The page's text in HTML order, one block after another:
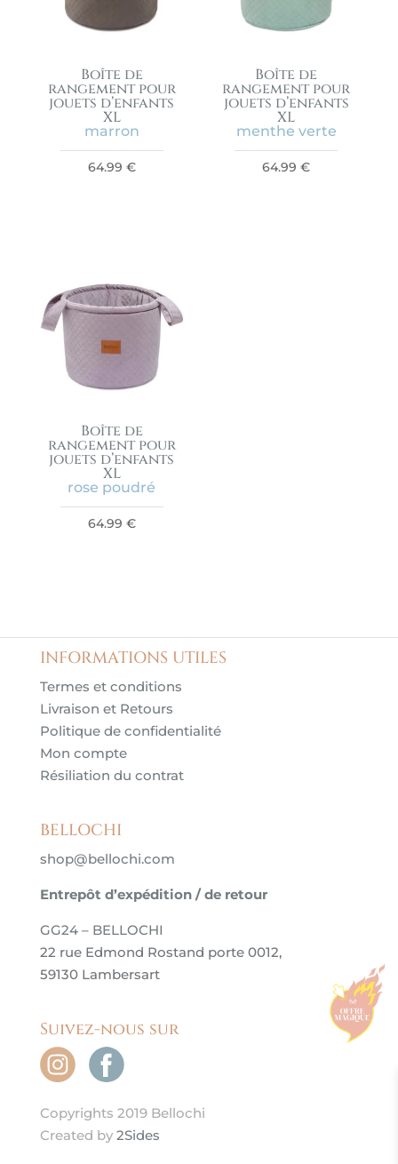
Boîte de
rangement pour
jouets d’enfants
XL
marron
64.99 €
Boîte de
rangement pour
jouets d’enfants
XL
menthe verte
64.99€
Boîte de
rangement pour
jouets d’enfants
XL
rose poudré
64.99 €
INFORMATIONS UTILES
Termes et conditions
Livraison et Retours
Politique de confidentialité
Mon compte
Résiliation du contrat
BELLOCHI
shop@bellochi.com
Entrepôt d’expédition / de retour
GG24 – BELLOCHI
22 rue Edmond Rostand porte 0012,
59130 Lambersart
Suivez-nous sur
Copyrights 2019 Bellochi
Created by 2Sides